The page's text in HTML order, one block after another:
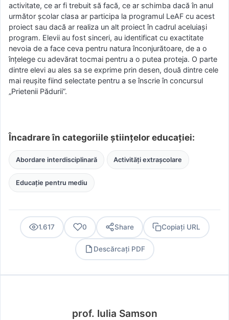
activitate, ce ar fi trebuit să facă, ce ar schimba dacă în anul
următor școlar clasa ar participa la programul LeAF cu acest
proiect sau dacă ar realiza un alt proiect în cadrul aceluiași
program. Elevii au fost sinceri, au identificat cu exactitate
nevoia de a face ceva pentru natura înconjurătoare, de a o
înțelege cu adevărat tocmai pentru a o putea proteja. O parte
dintre elevi au ales sa se exprime prin desen, două dintre cele
mai reușite fiind selectate pentru a se înscrie în concursul
„Prietenii Pădurii”.
Încadrare în categoriile științelor educației:
Abordare interdisciplinară Activități extrașcolare
Educație pentru mediu
1.617 0 Share Copiați URL
Descărcați PDF
prof. Iulia Samson